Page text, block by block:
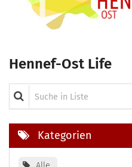
Hennef-Ost Life
Suche in Liste
Kategorien